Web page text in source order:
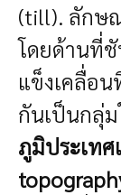
(till). ลักษ
โดยด้านที่
แข็งเคลื่อ
กันเป็นกลุ่
ภูมิประเท